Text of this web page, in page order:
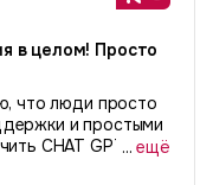
в целом! Просто
что люди просто
и простыми
CHAT GPT или
...ещё